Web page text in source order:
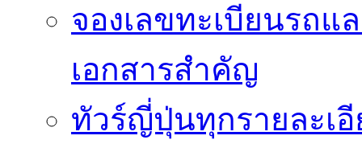
จองเลขทะเบียนรถแ
เอกสารสำคัญ
ทัวร์ญี่ปุ่นทุกรายละเ